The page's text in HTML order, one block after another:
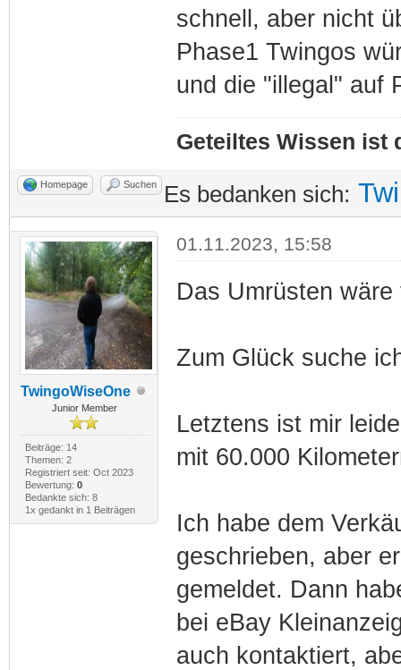
schnell, aber nicht
Phase1 Twingos
und die "illegal" auf
Geteiltes Wissen ist
Homepage Suchen Es bedanken sich:
TwingoWiseOne
Junior Member
Beiträge: 14
Themen: 2
Registriert seit: Oct 2023
Bewertung: 0
Bedankte sich: 8
1x gedankt in 1 Beiträgen
01.11.2023, 15:58
Das Umrüsten
Zum Glück suche
Letztens ist mir
mit 60.000
Ich habe dem
geschrieben, aber
gemeldet. Dann
bei eBay
auch kontaktiert,